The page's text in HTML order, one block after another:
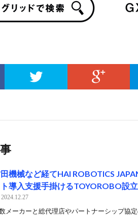
機械など経てHAI ROBOTICS
導入支援手掛けるTOYOROBO設立
2024.12.27
メーカーと総代理店やパートナーシップ協